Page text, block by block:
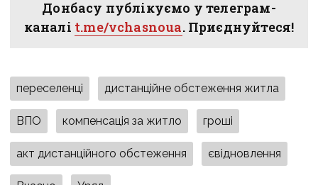
Донбасу публікуємо у телеграм-
каналі t.me/vchasnoua. Приєднуйтеся!
переселенці дистанційне обстеження житла
ВПО компенсація за житло гроші
акт дистанційного обстеження євідновлення